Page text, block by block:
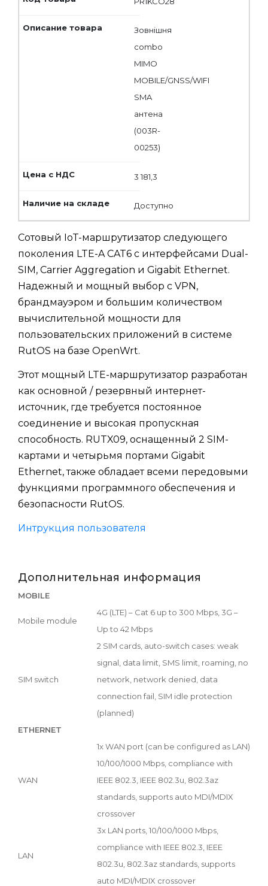
Зовнішня
combo
MIMO
MOBILE/GNSS/WIFI
SMA
антена
(003R-
00253)
3 181,3
Доступно
Сотовый IoT-маршрутизатор следующего
поколения LTE-A CAT6 с интерфейсами Dual-
SIM, Carrier Aggregation и Gigabit Ethernet.
Надежный и мощный выбор с VPN,
брандмауэром и большим количеством
вычислительной мощности для
пользовательских приложений в системе
RutOS на базе OpenWrt.
Этот мощный LTE-маршрутизатор разработан
как основной / резервный интернет-
источник, где требуется постоянное
соединение и высокая пропускная
способность. RUTX09, оснащенный 2 SIM-
картами и четырьмя портами Gigabit
Ethernet, также обладает всеми передовыми
функциями программного обеспечения и
безопасности RutOS.
Интрукция пользователя
Дополнительная информация
MOBILE
Mobile module
4G (LTE) – Cat 6 up to 300 Mbps, 3G –
Up to 42 Mbps
SIM switch
2 SIM cards, auto-switch cases: weak
signal, data limit, SMS limit, roaming, no
network, network denied, data
connection fail, SIM idle protection
(planned)
ETHERNET
WAN
1x WAN port (can be configured as LAN)
10/100/1000 Mbps, compliance with
IEEE 802.3, IEEE 802.3u, 802.3az
standards, supports auto MDI/MDIX
crossover
LAN
3x LAN ports, 10/100/1000 Mbps,
compliance with IEEE 802.3, IEEE
802.3u, 802.3az standards, supports
auto MDI/MDIX crossover